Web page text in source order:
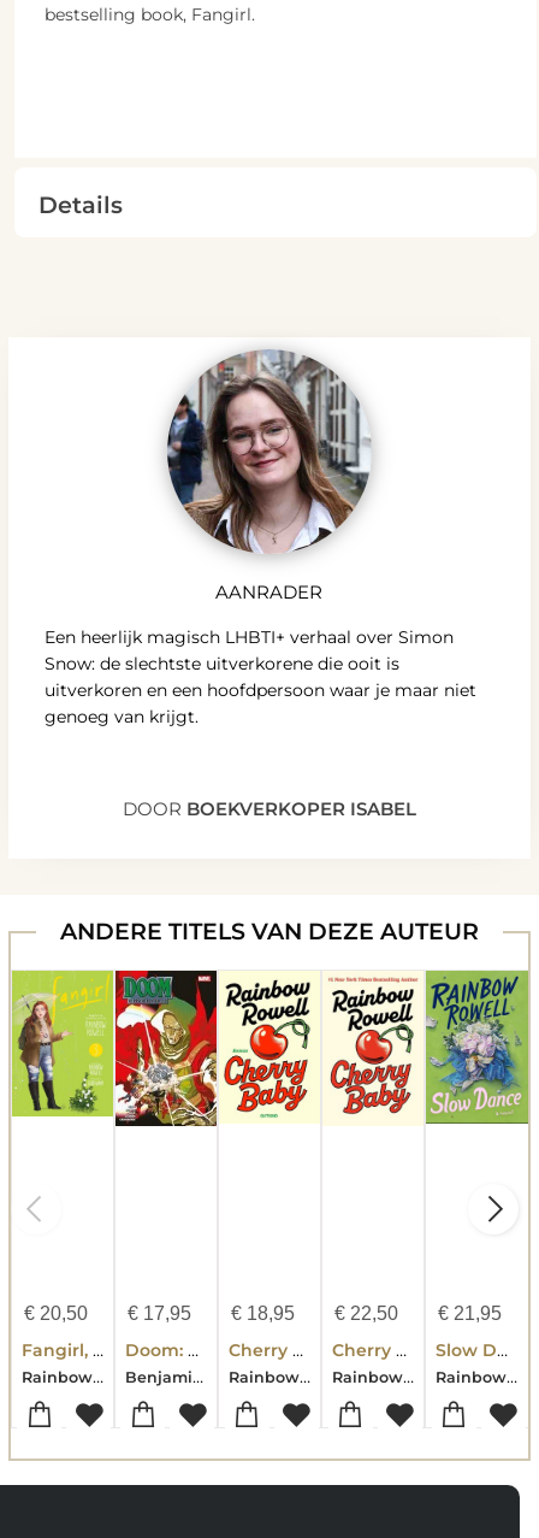
bestselling book, Fangirl.
Details
AANRADER
Een heerlijk magisch LHBTI+ verhaal over Simon
Snow: de slechtste uitverkorene die ooit is
uitverkoren en een hoofdpersoon waar je maar niet
genoeg van krijgt.
DOOR BOEKVERKOPER ISABEL
ANDERE TITELS VAN DEZE AUTEUR
€20,50
Fangirl, Vol. 3
Rainbow Rowell
€17,95
Doom: Herrscher der Welt Sonderband
Benjamin Percy-Geoff Shaw-Rainbow Rowell-Gabriel Guzman
€ 18,95
Cherry Baby
Rainbow Rowell
€ 22,50
Cherry Baby
Rainbow Rowell
€ 21,95
Slow Dance
Rainbow Rowell